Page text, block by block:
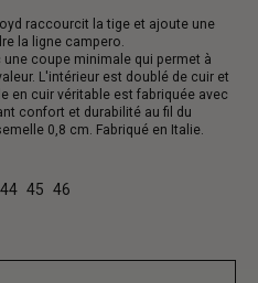
raccourcit la tige et ajoute une
la ligne campero.
coupe minimale qui permet à
L'intérieur est doublé de cuir et
en cuir véritable est fabriquée avec
confort et durabilité au fil du
0,8 cm. Fabriqué en Italie.
44 45 46